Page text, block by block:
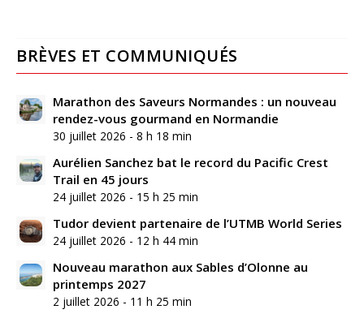
BRÈVES ET COMMUNIQUÉS
Marathon des Saveurs Normandes : un nouveau
rendez-vous gourmand en Normandie
30 juillet 2026 - 8 h 18 min
Aurélien Sanchez bat le record du Pacific Crest
Trail en 45 jours
24 juillet 2026 - 15 h 25 min
Tudor devient partenaire de l’UTMB World Series
24 juillet 2026 - 12 h 44 min
Nouveau marathon aux Sables d’Olonne au
printemps 2027
2 juillet 2026 - 11 h 25 min